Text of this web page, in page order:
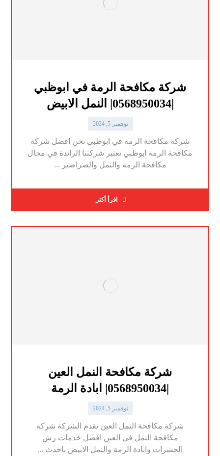
شركة مكافحة الرمة في ابوظبي
|0568950034| النمل الابيض
نوفمبر 5, 2024
شركة مكافحة الرمة في ابوظبي نحن افضل شركة
مكافحة الرمة ابوظبي تعتبر شركتنا الرائدة في مجال
مكافحة الرمة والنمل والصراصير ...
اقرأ أكثر
شركة مكافحة النمل العين
نوفمبر 5, 2024
شركة مكافحة النمل العين تقدم الشركة شركة
مكافحة النمل في العين افضل خدمات رش
الحشرات وابادة الرمة والنمل الابيض باحدث ...